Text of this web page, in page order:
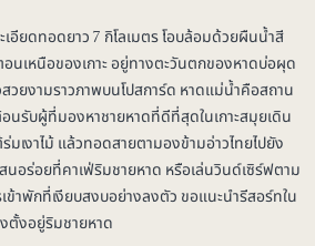
อียดทอดยาว 7 กิโลเมตร โอบล้อมด้วยผืนน้ำสี
นเหนือของเกาะ อยู่ทางตะวันตกของหาดบ่อผุด
วยงามราวภาพบนโปสการ์ด หาดแม่น้ำคือสถาน
รับผู้ที่มองหาชายหาดที่ดีที่สุดในเกาะสมุยเดิน
เงาไม้ แล้วทอดสายตามองข้ามอ่าวไทยไปยัง
นอร่อยที่คาเฟ่ริมชายหาด หรือเล่นวินด์เซิร์ฟตาม
ข้าพักที่เงียบสงบอย่างลงตัว ขอแนะนำรีสอร์ทใน
ตั้งอยู่ริมชายหาด